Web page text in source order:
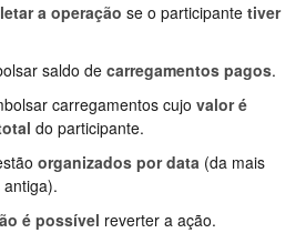
a operação se o participante tiver
saldo de carregamentos pagos.
carregamentos cujo valor é
do participante.
organizados por data (da mais
é possível reverter a ação.